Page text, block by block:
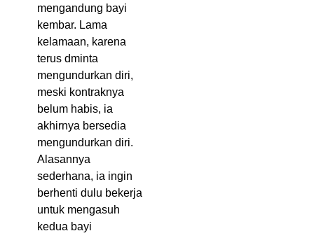
mengandung bayi
kembar. Lama
kelamaan, karena
terus dminta
mengundurkan diri,
meski kontraknya
belum habis, ia
akhirnya bersedia
mengundurkan diri.
Alasannya
sederhana, ia ingin
berhenti dulu bekerja
untuk mengasuh
kedua bayi